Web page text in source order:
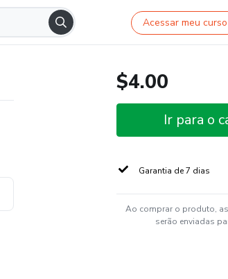
Acessar meu curso
$4.00
Ir para o
Garantia de 7 dias
Ao comprar o produto,
serão enviadas